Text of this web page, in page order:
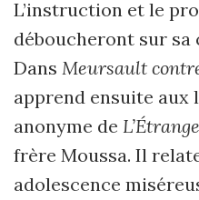
L’instruction et le
déboucheront sur
Dans Meursault
apprend ensuite aux
anonyme de
frère Moussa. Il
adolescence